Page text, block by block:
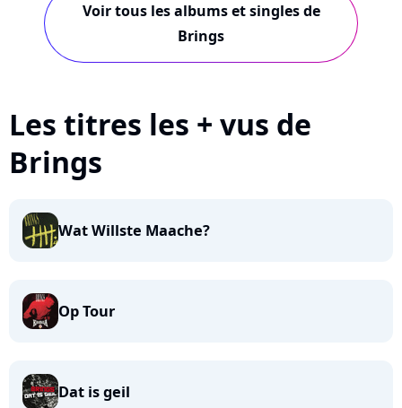
Voir tous les albums et singles de
Brings
Les titres les + vus de
Brings
Wat Willste Maache?
Op Tour
Dat is geil